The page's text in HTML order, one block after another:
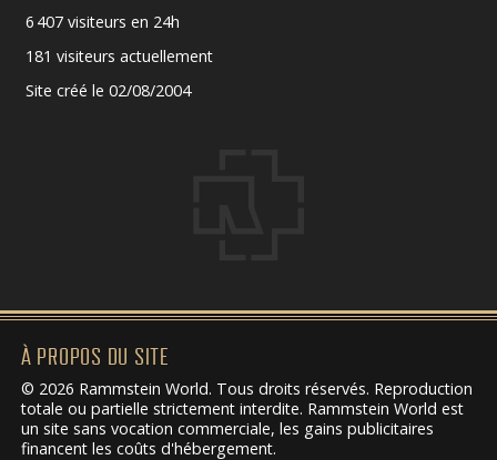
6 407 visiteurs en 24h
181 visiteurs actuellement
Site créé le 02/08/2004
À PROPOS DU SITE
© 2026 Rammstein World. Tous droits réservés. Reproduction
totale ou partielle strictement interdite. Rammstein World est
un site sans vocation commerciale, les gains publicitaires
financent les coûts d'hébergement.